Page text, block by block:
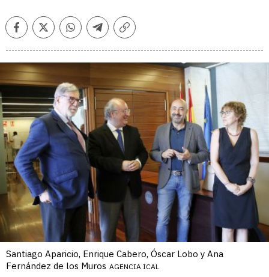
FacebookTwitterWhatsappTelegramCopiar
Santiago Aparicio, Enrique Cabero, Óscar Lobo y Ana
Fernández de los Muros AGENCIA ICAL